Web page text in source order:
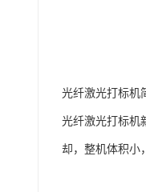
光纤激光打标机
光纤激光打标机
却，整机体积小